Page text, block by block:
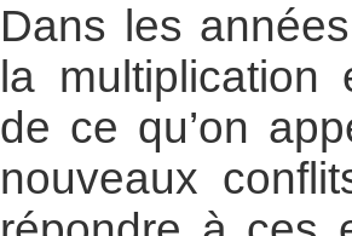
Dans les
la multiplication
de ce qu’on
nouveaux